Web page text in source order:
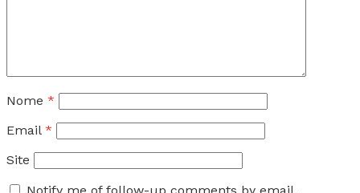
Nome *
Email *
Site